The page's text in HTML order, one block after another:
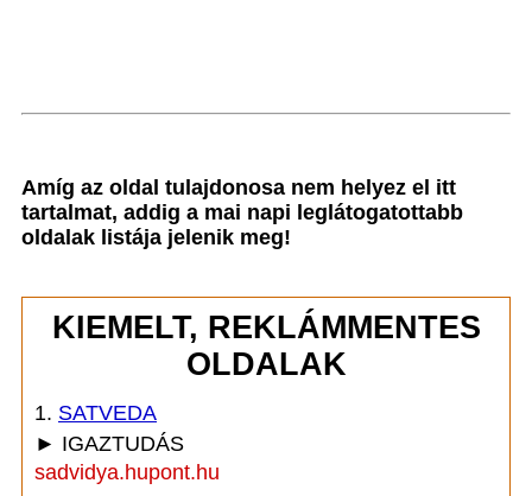
Amíg az oldal tulajdonosa nem helyez el itt
tartalmat, addig a mai napi leglátogatottabb
oldalak listája jelenik meg!
KIEMELT, REKLÁMMENTES
OLDALAK
1. SATVEDA
► IGAZTUDÁS
sadvidya.hupont.hu